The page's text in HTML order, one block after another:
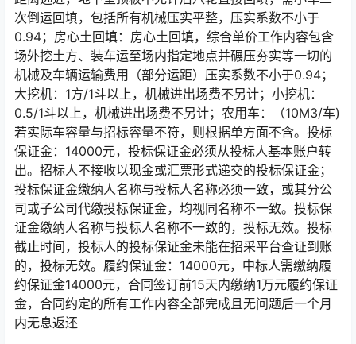
次倒运回填，包括所有机械压实平整，压实系数不小于
0.94；房心土回填：房心土回填，综合单价工作内容包含
场外挖土方、装车运至场内指定地点并碾压夯实等一切的
机械及车辆运输费用（部分运距）压实系数不小于0.94；
大挖机：1方/1斗以上，机械进出场费不另计；小挖机：
0.5/1斗以上，机械进出场费不另计；农用车：（10M3/车)
若实际车容量与招标容量不符，则根据单方面不含。投标
保证金：14000元，投标保证金必须从投标人基本账户转
出。招标人不接收以现金或汇票形式递交的投标保证金；
投标保证金缴纳人名称与投标人名称必须一致，或其分公
司或子公司代缴投标保证金，均视同名称不一致。投标保
证金缴纳人名称与投标人名称不一致的，投标无效。投标
截止时间，投标人的投标保证金未能在招采平台查证到账
的，投标无效。履约保证金：14000元，中标人需缴纳履
约保证金14000元，合同签订前15天内缴纳1万元履约保证
金，合同约定的所有工作内容全部完成且无问题后一个月
内无息返还